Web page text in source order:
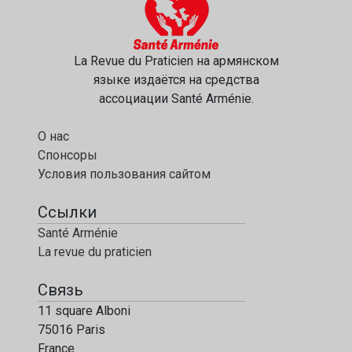
La Revue du Praticien на армянском
языке издаётся на средства
ассоциации Santé Arménie.
О нас
Спонсоры
Условия пользования сайтом
Ссылки
Santé Arménie
La revue du praticien
Связь
11 square Alboni
75016 Paris
France